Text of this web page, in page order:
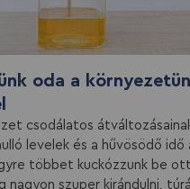
oda a
csodálatos
levelek és a hűvösödő idő
többet kuckózzunk be
nagyon szuper kirándulni,